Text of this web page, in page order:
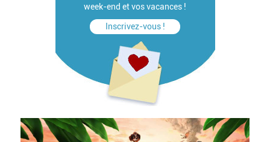
week-end et vos vacances !
Inscrivez-vous !